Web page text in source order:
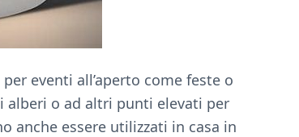
eventi all’aperto come feste o
alberi o ad altri punti elevati per
anche essere utilizzati in casa in